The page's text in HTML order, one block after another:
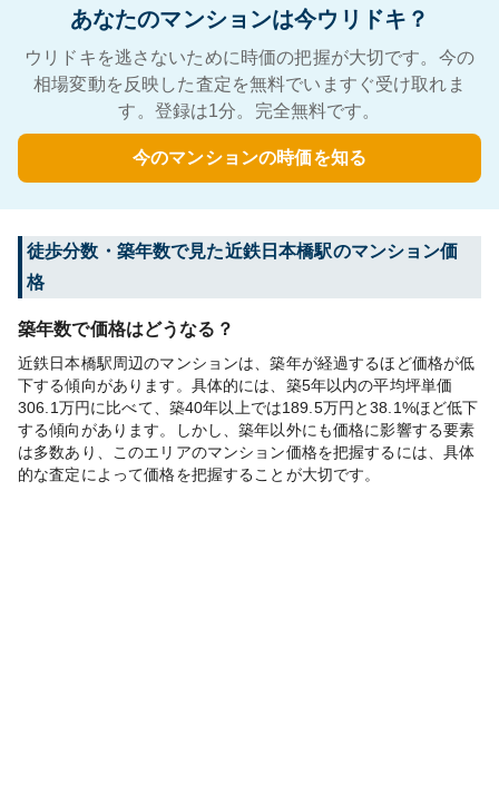
あなたのマンションは今ウリドキ？
ウリドキを逃さないために時価の把握が大切です。今の
相場変動を反映した査定を無料でいますぐ受け取れま
す。登録は1分。完全無料です。
今のマンションの時価を知る
徒歩分数・築年数で見た近鉄日本橋駅のマンション価
格
築年数で価格はどうなる？
近鉄日本橋駅周辺のマンションは、築年が経過するほど価格が低
下する傾向があります。具体的には、築5年以内の平均坪単価
306.1万円に比べて、築40年以上では189.5万円と38.1%ほど低下
する傾向があります。しかし、築年以外にも価格に影響する要素
は多数あり、このエリアのマンション価格を把握するには、具体
的な査定によって価格を把握することが大切です。